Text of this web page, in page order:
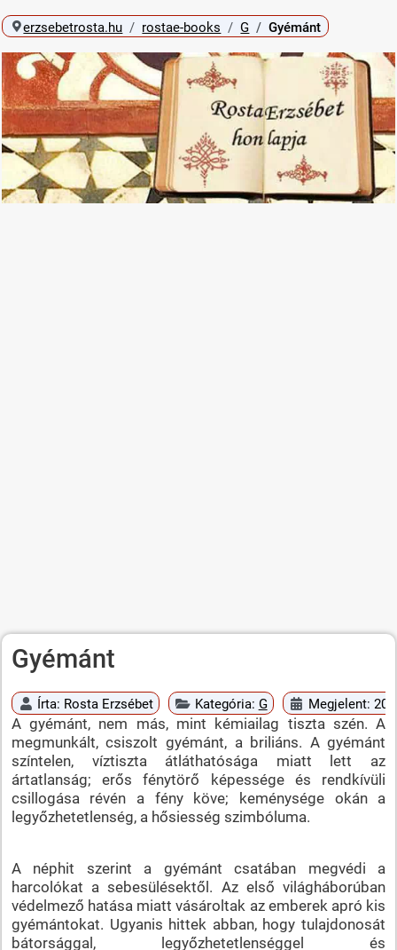
erzsebetrosta.hu rostae-books G Gyémánt
Gyémánt
Írta: Rosta Erzsébet Kategória: G Megjelent:
A gyémánt, nem más, mint kémiailag tiszta szén. A
megmunkált, csiszolt gyémánt, a briliáns. A gyémánt
színtelen, víztiszta átláthatósága miatt lett az
ártatlanság; erős fénytörő képessége és rendkívüli
csillogása révén a fény köve; keménysége okán a
legyőzhetetlenség, a hősiesség szimbóluma.
A néphit szerint a gyémánt csatában megvédi a
harcolókat a sebesülésektől. Az első világháborúban
védelmező hatása miatt vásároltak az emberek apró kis
gyémántokat. Ugyanis hittek abban, hogy tulajdonosát
bátorsággal, legyőzhetetlenséggel és